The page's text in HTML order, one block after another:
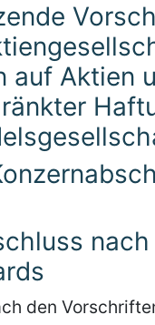
auf Aktien
den